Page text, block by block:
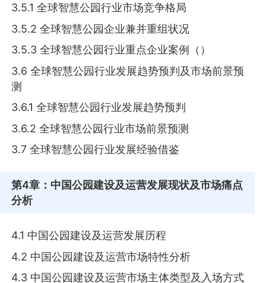
3.5.1 全球智慧公园行业市场竞争格局
3.5.2 全球智慧公园企业兼并重组状况
3.5.3 全球智慧公园行业重点企业案例（）
3.6 全球智慧公园行业发展趋势预判及市场前景预
测
3.6.1 全球智慧公园行业发展趋势预判
3.6.2 全球智慧公园行业市场前景预测
3.7 全球智慧公园行业发展经验借鉴
第4章 ：中国公园建设及运营发展现状及市场痛点
分析
4.1 中国公园建设及运营发展历程
4.2 中国公园建设及运营市场特性分析
4.3 中国公园建设及运营市场主体类型及入场方式